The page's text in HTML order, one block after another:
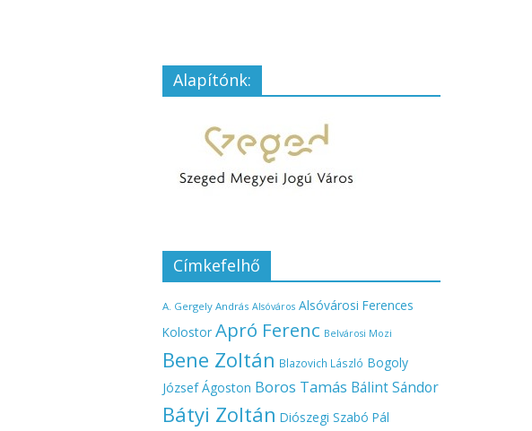
Alapítónk:
Címkefelhő
A. Gergely András Alsóváros Alsóvárosi Ferences
Kolostor Apró Ferenc Belvárosi Mozi
Bene Zoltán Blazovich László Bogoly
József Ágoston Boros Tamás Bálint Sándor
Bátyi Zoltán Diószegi Szabó Pál